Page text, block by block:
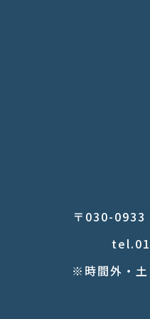
〒030-
※時間外・土